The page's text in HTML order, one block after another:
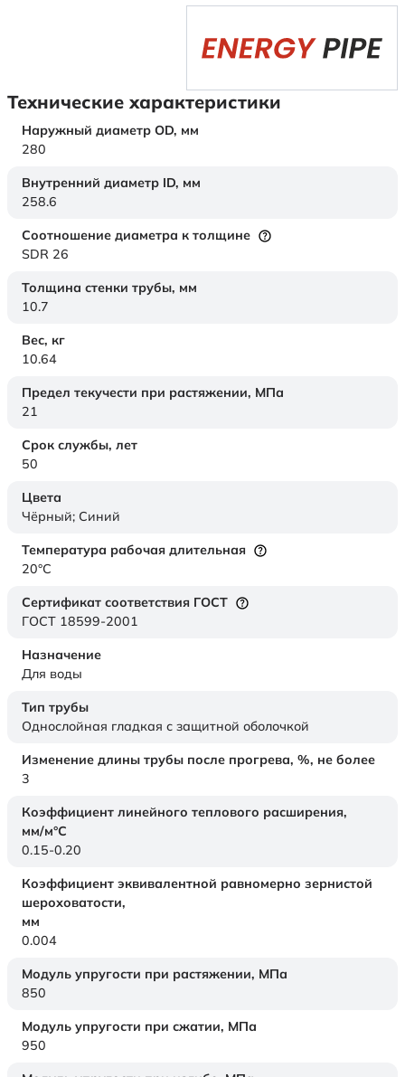
Технические характеристики
Наружный диаметр OD, мм
280
Внутренний диаметр ID, мм
258.6
Соотношение диаметра к толщине
SDR 26
Толщина стенки трубы, мм
10.7
Вес, кг
10.64
Предел текучести при растяжении, МПа
21
Срок службы, лет
50
Цвета
Чёрный; Синий
Температура рабочая длительная
20°C
Сертификат соответствия ГОСТ
ГОСТ 18599-2001
Назначение
Для воды
Тип трубы
Однослойная гладкая с защитной оболочкой
Изменение длины трубы после прогрева, %, не более
3
Коэффициент линейного теплового расширения,
мм/м°С
0.15-0.20
Коэффициент эквивалентной равномерно зернистой
шероховатости,
мм
0.004
Модуль упругости при растяжении, МПа
850
Модуль упругости при сжатии, МПа
950